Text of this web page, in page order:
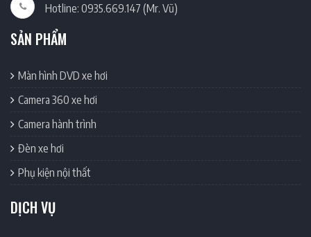
Hotline: 0935.669.147 (Mr. Vũ)
SẢN PHẨM
Màn hình DVD xe hơi
Camera 360 xe hơi
Camera hành trình
Đèn xe hơi
Phụ kiện nội thất
DỊCH VỤ